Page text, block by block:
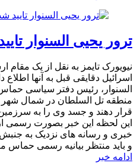
ترور یحیی السنوار
نیویورک تایمز به نقل از یک
اسرائیل دقایقی قبل به آنها اطلاع
السنوار، رئیس دفتر سیاسی
منطقه تل السلطان در شمال
قرار دهند و جسد وی را به سرزمین
این لحظه این خبر بصورت رسمی
خبری و رسانه های نزدیک به
و باید منتظر بیانیه رسمی حماس
ادامه خبر